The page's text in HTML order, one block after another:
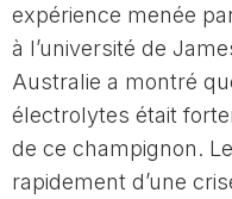
expérience menée
à l’université de
Australie a montré
électrolytes était
de ce champignon.
rapidement d’une